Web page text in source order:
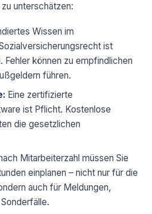
unterschätzen:
Wissen im
ist
Fehler können zu empfindlichen
führen.
Eine zertifizierte
ist Pflicht. Kostenlose
die gesetzlichen
Mitarbeiterzahl müssen Sie
einplanen – nicht nur für die
auch für Meldungen,